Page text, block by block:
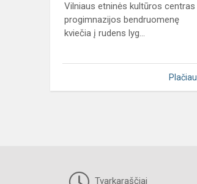
Vilniaus etninės kultūros centras
progimnazijos bendruomenę
kviečia į rudens lyg...
Plačiau
Tvarkaraščiai